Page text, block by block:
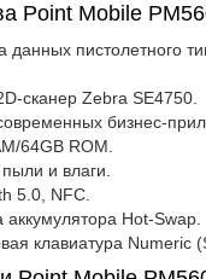
Point Mobile
данных пистолетного
сканер Zebra SE4750.
бизнес-
64GB ROM.
и влаги.
5.0, NFC.
аккумулятора Hot-Swap.
клавиатура Numeric